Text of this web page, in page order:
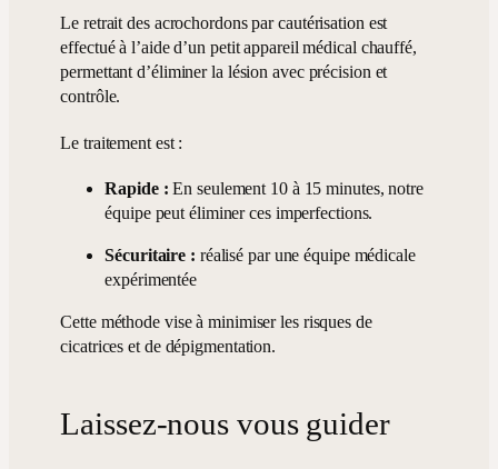
Le retrait des acrochordons par cautérisation est
effectué à l’aide d’un petit appareil médical chauffé,
permettant d’éliminer la lésion avec précision et
contrôle.
Le traitement est :
Rapide :En seulement 10 à 15 minutes, notre
équipe peut éliminer ces imperfections.
Sécuritaire : réalisé par une équipe médicale
expérimentée
Cette méthode vise à minimiser les risques de
cicatrices et de dépigmentation.
Laissez-nous vous guider